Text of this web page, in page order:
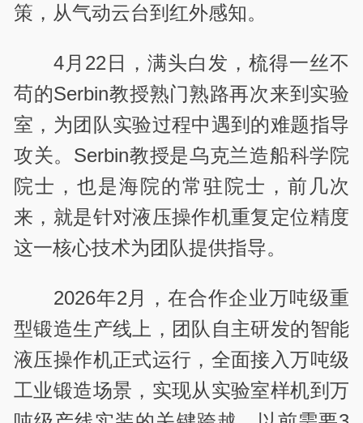
策，从气动云台到红外感知。
4月 22 日，满头白发，梳得一丝不
苟的Serbin教授熟门熟路再次来到实验
室，为团队实验过程中遇到的难题指导
攻关。 Serbin教授是乌克兰造船科学院
院士，也是海院的常驻院士，前几次
来，就是针对液压操作机重复定位精度
这一核心技术为团队提供指导。
2026年2 月，在合作企业万吨级重
型锻造生产线上，团队自主研发的智能
液压操作机正式运行，全面接入万吨级
工业锻造场景，实现从实验室样机到万